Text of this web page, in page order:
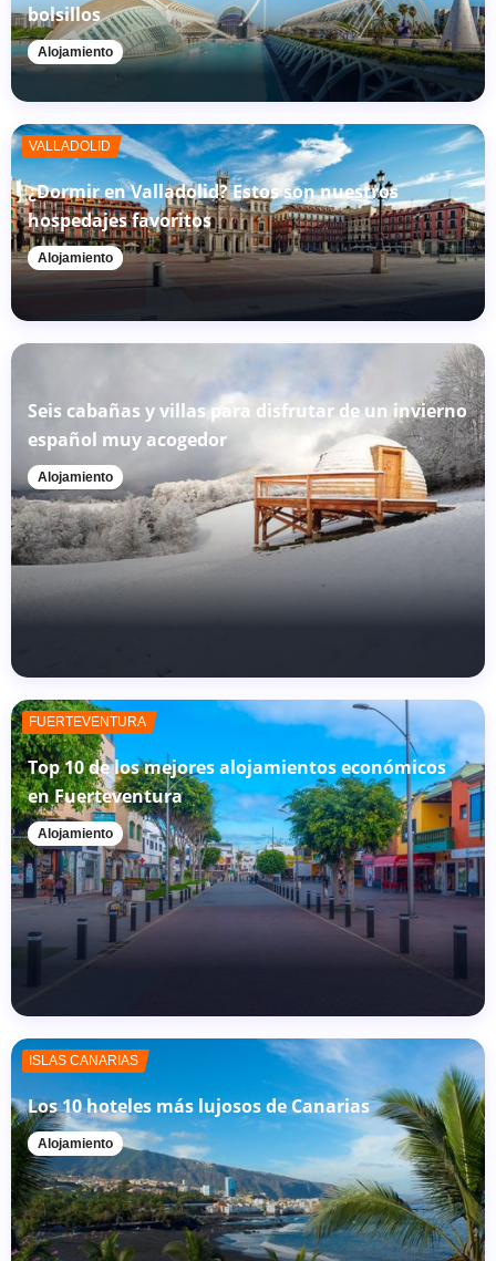
bolsillos
Alojamiento
VALLADOLID
¿Dormir en Valladolid? Estos son nuestros
hospedajes favoritos
Alojamiento
Seis cabañas y villas para disfrutar de un invierno
español muy acogedor
Alojamiento
FUERTEVENTURA
Top 10 de los mejores alojamientos económicos
en Fuerteventura
Alojamiento
ISLAS CANARIAS
Los 10 hoteles más lujosos de Canarias
Alojamiento